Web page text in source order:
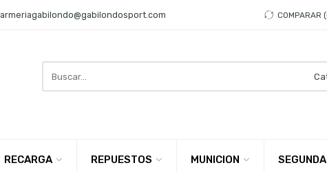
armeriagabilondo@gabilondosport.com COMPARAR
here
RECARGA REPUESTOS MUNICION